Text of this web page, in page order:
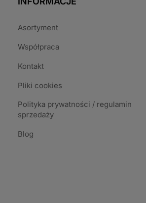
Asortyment
Współpraca
Kontakt
Pliki cookies
Polityka prywatności / regulamin
sprzedaży
Blog